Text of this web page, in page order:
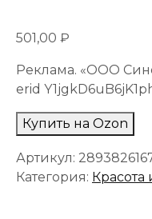
501,00 ₽
Реклама. «ООО
erid
Купить на Ozon
Артикул:
Категория: Красота